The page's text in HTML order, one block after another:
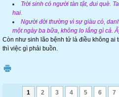
Trời sinh có người tàn tật, đui què.
hai.
Người đời thường vì sự giàu có,
một ngày ba bữa, không lo lắng gì cả.
Còn như sinh lão bệnh tử là điều không ai
thì việc gì phải buồn.
1 2 3 4 5 6 7